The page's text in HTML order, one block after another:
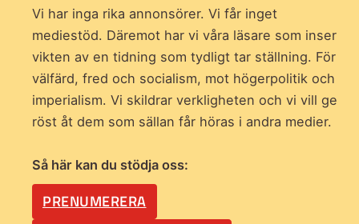
Vi har inga rika annonsörer. Vi får inget
mediestöd. Däremot har vi våra läsare som inser
vikten av en tidning som tydligt tar ställning. För
välfärd, fred och socialism, mot högerpolitik och
imperialism. Vi skildrar verkligheten och vi vill ge
röst åt dem som sällan får höras i andra medier.
Så här kan du stödja oss:
PRENUMERERA